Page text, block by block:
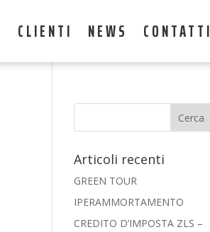
CLIENTI NEWS CONTATTI
Articoli recenti
GREEN TOUR
IPERAMMORTAMENTO
CREDITO D’IMPOSTA ZLS –